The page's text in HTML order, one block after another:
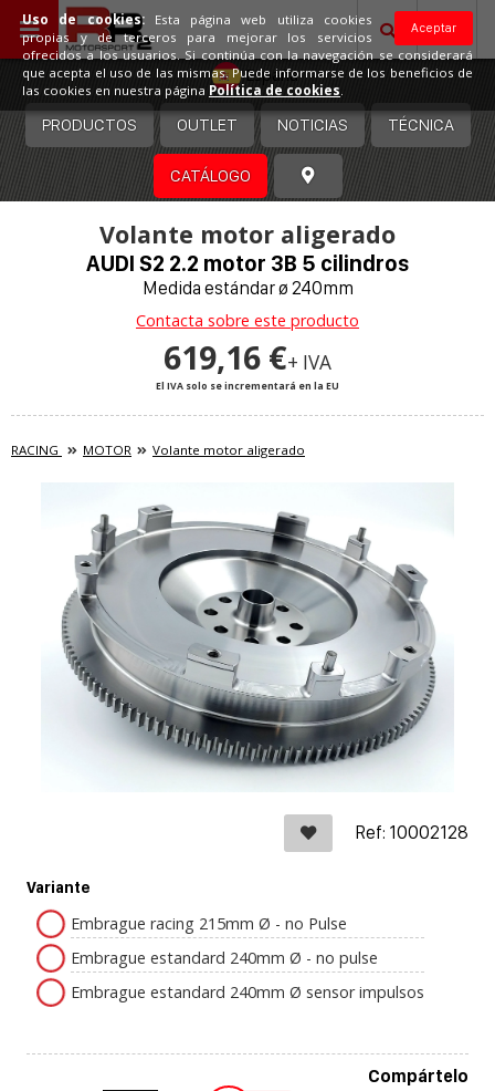
España
PRODUCTOS OUTLET NOTICIAS TÉCNICA
CATÁLOGO
Volante motor aligerado
AUDI S2 2.2 motor 3B 5 cilindros
Medida estándar ø 240mm
Contacta sobre este producto
619,16 €+ IVA
El IVA solo se incrementará en la EU
RACING MOTOR Volante motor aligerado
Ref: 10002128
Variante
Embrague racing 215mm Ø - no Pulse
Embrague estandard 240mm Ø - no pulse
Embrague estandard 240mm Ø sensor impulsos
Compártelo
Aceptar
Uso de cookies:Esta página web utiliza cookies
propias y de terceros para mejorar los servicios
ofrecidos a los usuarios. Si continúa con la navegación se considerará
que acepta el uso de las mismas. Puede informarse de los beneficios de
las cookies en nuestra página Política de cookies.